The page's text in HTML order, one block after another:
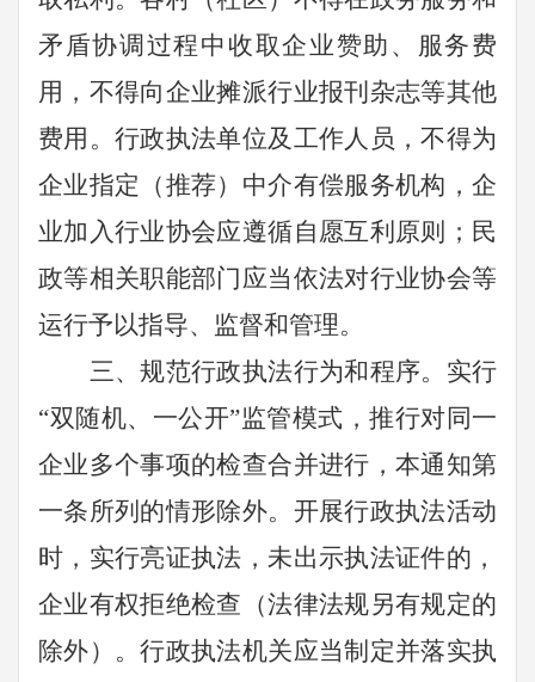
矛盾协调过程中收取企业赞助、服务费
用，不得向企业摊派行业报刊杂志等其他
费用。行政执法单位及工作人员，不得为
企业指定（推荐）中介有偿服务机构，企
业加入行业协会应遵循自愿互利原则；民
政等相关职能部门应当依法对行业协会等
运行予以指导、监督和管理。
三、规范行政执法行为和程序。 实行
“双随机、一公开”监管模式，推行对同一
企业多个事项的检查合并进行，本通知第
一条所列的情形除外。开展行政执法活动
时，实行亮证执法，未出示执法证件的，
企业有权拒绝检查（法律法规另有规定的
除外）。行政执法机关应当制定并落实执